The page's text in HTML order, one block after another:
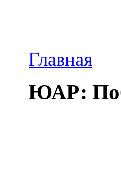
Главная
ЮАР: